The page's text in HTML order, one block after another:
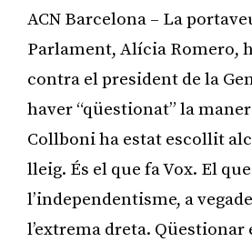
ACN Barcelona – La
Parlament, Alícia Romero,
contra el president de la
haver “qüestionat” la
Collboni ha estat escollit
lleig. És el que fa Vox. El
l’independentisme, a
l’extrema dreta. Qüestionar